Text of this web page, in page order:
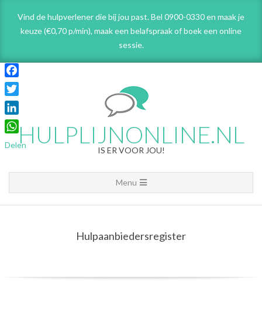
content
Vind de hulpverlener die bij jou past. Bel 0900-0330 en maak je
keuze (€0,70 p/min), maak een belafspraakof boek een online
sessie.
HULPLIJNONLINE.NL
IS ER VOOR JOU!
Navigation
Menu
Menu
Hulpaanbiedersregister
Facebook
Twitter
LinkedIn
WhatsApp
Delen